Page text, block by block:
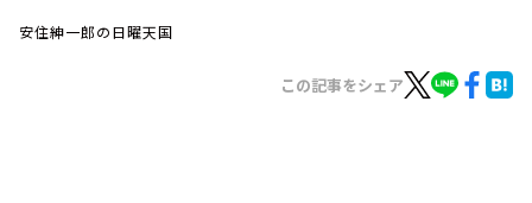
安住紳一郎の日曜天国
この記事をシェア